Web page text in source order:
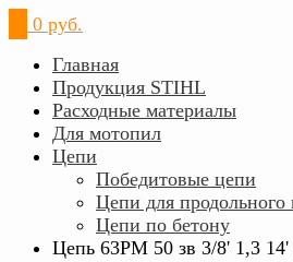
0 руб.
Главная
Продукция STIHL
Расходные материалы
Для мотопил
Цепи
Победитовые цепи
Цепи для продольного
Цепи по бетону
Цепь 63PM 50 зв 3/8' 1,3